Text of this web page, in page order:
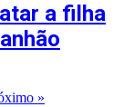
a filha
»